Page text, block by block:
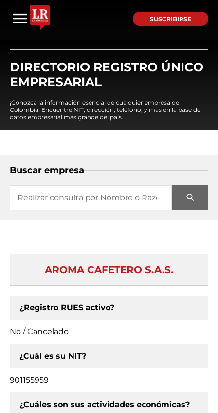
SUSCRIBIRSE
DIRECTORIO REGISTRO ÚNICO
EMPRESARIAL
¡Conozca la información esencial de cualquier empresa de
Colombia! Encuentre NIT, dirección, teléfono, y mas en la base de
datos empresarial mas grande del país.
Buscar empresa
AROMA CAFETERO S.A.S.
¿Registro RUES activo?
No / Cancelado
¿Cuál es su NIT?
901155959
¿Cuáles son sus actividades económicas?